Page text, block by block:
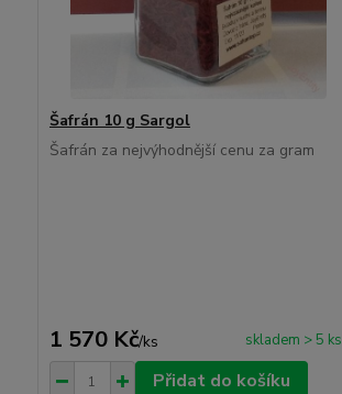
Šafrán 10 g Sargol
Šafrán za nejvýhodnější cenu za gram
1 570 Kč/ks skladem > 5 ks
Přidat do košíku